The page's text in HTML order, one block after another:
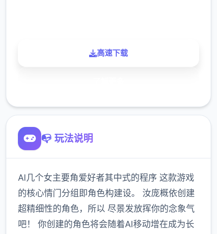
高速下载
📭 玩法说明
AI几个女主要角爱好者其中式的程序 这款游戏
的核心情门分组即角色构建设。 汝庞概依创建
超精细性的角色，所以 尽景发放挥你的念象气
吧！ 你创建的角色将会随着AI移动增在成为长